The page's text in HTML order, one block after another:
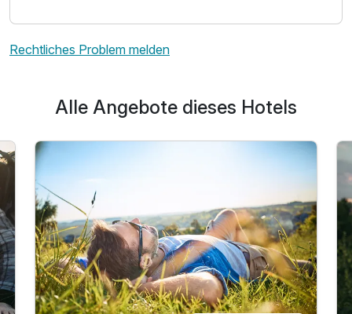
Rechtliches Problem melden
Alle Angebote dieses Hotels